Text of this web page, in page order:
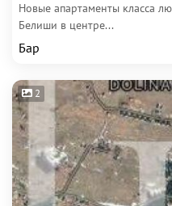
Новые апартаменты класса
Белиши в центре...
Бар
2